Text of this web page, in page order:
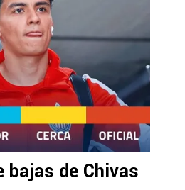
bajas de Chivas